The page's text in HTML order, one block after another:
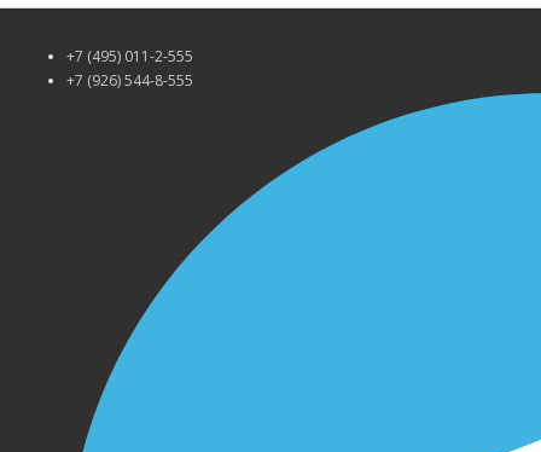
+7 (495) 011-2-555
+7 (926) 544-8-555